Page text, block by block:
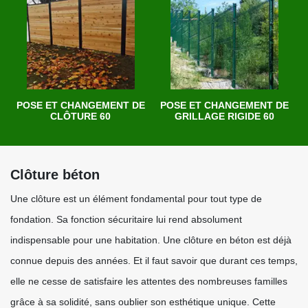
POSE ET CHANGEMENT DE
CLÔTURE 60
POSE ET CHANGEMENT DE
GRILLAGE RIGIDE 60
Clôture béton
Une clôture est un élément fondamental pour tout type de
fondation. Sa fonction sécuritaire lui rend absolument
indispensable pour une habitation. Une clôture en béton est déjà
connue depuis des années. Et il faut savoir que durant ces temps,
elle ne cesse de satisfaire les attentes des nombreuses familles
grâce à sa solidité, sans oublier son esthétique unique. Cette